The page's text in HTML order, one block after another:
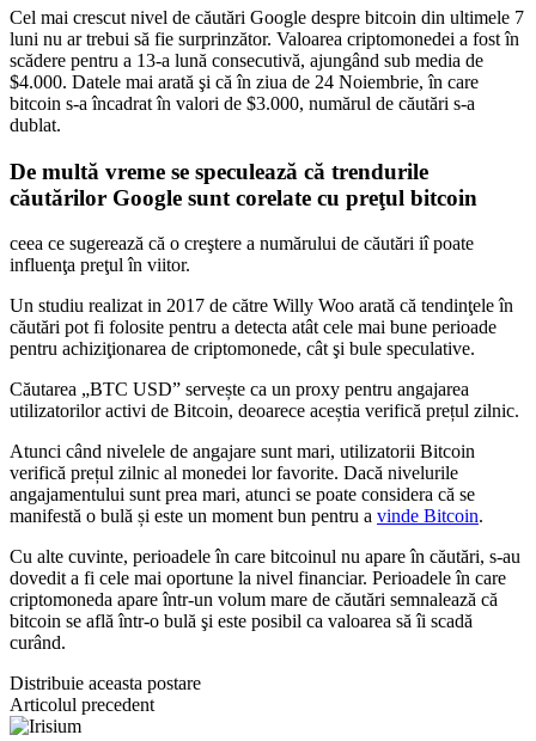
Cel mai crescut nivel de căutări Google despre bitcoin din ultimele 7
luni nu ar trebui să fie surprinzător. Valoarea criptomonedei a fost în
scădere pentru a 13-a lună consecutivă, ajungând sub media de
$4.000. Datele mai arată şi că în ziua de 24 Noiembrie, în care
bitcoin s-a încadrat în valori de $3.000, numărul de căutări s-a
dublat.
De multă vreme se speculează că trendurile
căutărilor Google sunt corelate cu preţul bitcoin
ceea ce sugerează că o creştere a numărului de căutări iî poate
influenţa preţul în viitor.
Un studiu realizat in 2017 de către Willy Woo arată că tendinţele în
căutări pot fi folosite pentru a detecta atât cele mai bune perioade
pentru achiziţionarea de criptomonede, cât şi bule speculative.
Căutarea „BTC USD” servește ca un proxy pentru angajarea
utilizatorilor activi de Bitcoin, deoarece aceștia verifică prețul zilnic.
Atunci când nivelele de angajare sunt mari, utilizatorii Bitcoin
verifică prețul zilnic al monedei lor favorite. Dacă nivelurile
angajamentului sunt prea mari, atunci se poate considera că se
manifestă o bulă și este un moment bun pentru a vinde Bitcoin.
Cu alte cuvinte, perioadele în care bitcoinul nu apare în căutări, s-au
dovedit a fi cele mai oportune la nivel financiar. Perioadele în care
criptomoneda apare într-un volum mare de căutări semnalează că
bitcoin se află într-o bulă şi este posibil ca valoarea să îi scadă
curând.
Distribuie aceasta postare
Articolul precedent